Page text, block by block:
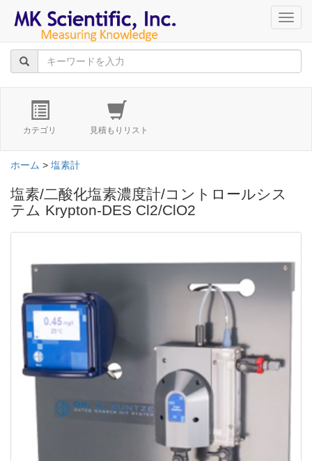
カテゴリ 見積もりリスト
ホーム > 塩素計
塩素/二酸化塩素濃度計/コントロールシス
テム Krypton-DES Cl2/ClO2